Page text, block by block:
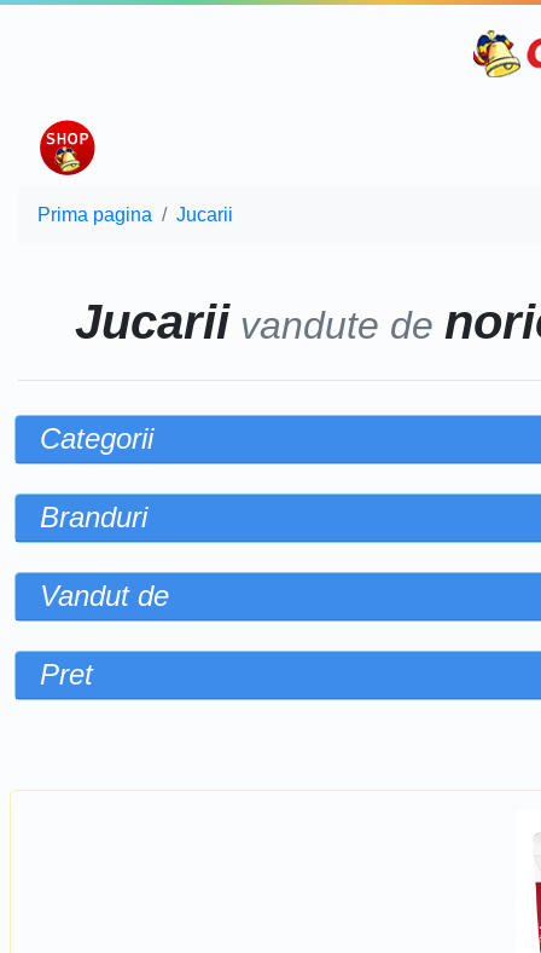
Prima pagina Jucarii
Jucariivandute de
Categorii
Branduri
Vandut de
Pret